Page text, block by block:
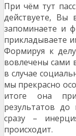
При чём тут
действуете, Вы
запоминаете и
прикладываете
Формируя к
вовлечены сами
в случае
мы прекрасно
итоге она
результатов до
сразу –
происходит.